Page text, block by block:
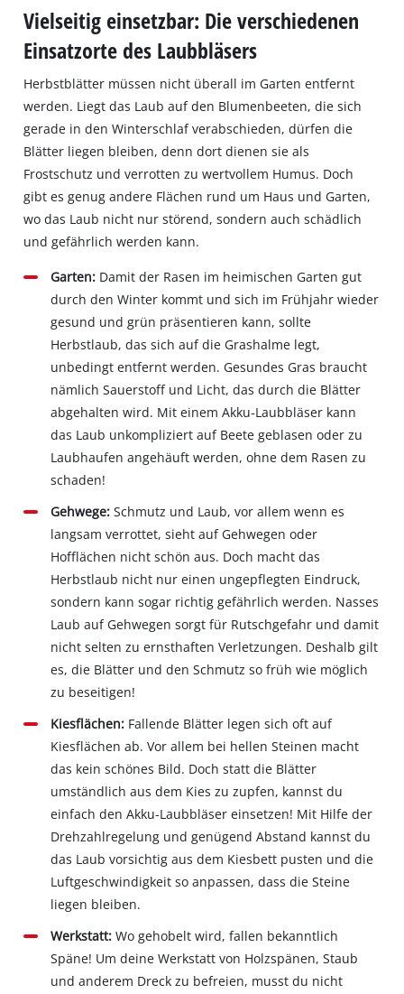
Vielseitig einsetzbar: Die verschiedenen
Einsatzorte des Laubbläsers
Herbstblätter müssen nicht überall im Garten entfernt
werden. Liegt das Laub auf den Blumenbeeten, die sich
gerade in den Winterschlaf verabschieden, dürfen die
Blätter liegen bleiben, denn dort dienen sie als
Frostschutz und verrotten zu wertvollem Humus. Doch
gibt es genug andere Flächen rund um Haus und Garten,
wo das Laub nicht nur störend, sondern auch schädlich
und gefährlich werden kann.
Garten: Damit der Rasen im heimischen Garten gut
durch den Winter kommt und sich im Frühjahr wieder
gesund und grün präsentieren kann, sollte
Herbstlaub, das sich auf die Grashalme legt,
unbedingt entfernt werden. Gesundes Gras braucht
nämlich Sauerstoff und Licht, das durch die Blätter
abgehalten wird. Mit einem Akku‐Laubbläser kann
das Laub unkompliziert auf Beete geblasen oder zu
Laubhaufen angehäuft werden, ohne dem Rasen zu
schaden!
Gehwege: Schmutz und Laub, vor allem wenn es
langsam verrottet, sieht auf Gehwegen oder
Hofflächen nicht schön aus. Doch macht das
Herbstlaub nicht nur einen ungepflegten Eindruck,
sondern kann sogar richtig gefährlich werden. Nasses
Laub auf Gehwegen sorgt für Rutschgefahr und damit
nicht selten zu ernsthaften Verletzungen. Deshalb gilt
es, die Blätter und den Schmutz so früh wie möglich
zu beseitigen!
Kiesflächen: Fallende Blätter legen sich oft auf
Kiesflächen ab. Vor allem bei hellen Steinen macht
das kein schönes Bild. Doch statt die Blätter
umständlich aus dem Kies zu zupfen, kannst du
einfach den Akku‐Laubbläser einsetzen! Mit Hilfe der
Drehzahlregelung und genügend Abstand kannst du
das Laub vorsichtig aus dem Kiesbett pusten und die
Luftgeschwindigkeit so anpassen, dass die Steine
liegen bleiben.
Werkstatt: Wo gehobelt wird, fallen bekanntlich
Späne! Um deine Werkstatt von Holzspänen, Staub
und anderem Dreck zu befreien, musst du nicht